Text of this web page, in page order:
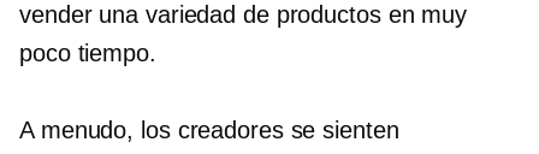
vender una variedad de productos en muy
poco tiempo.
A menudo, los creadores se sienten